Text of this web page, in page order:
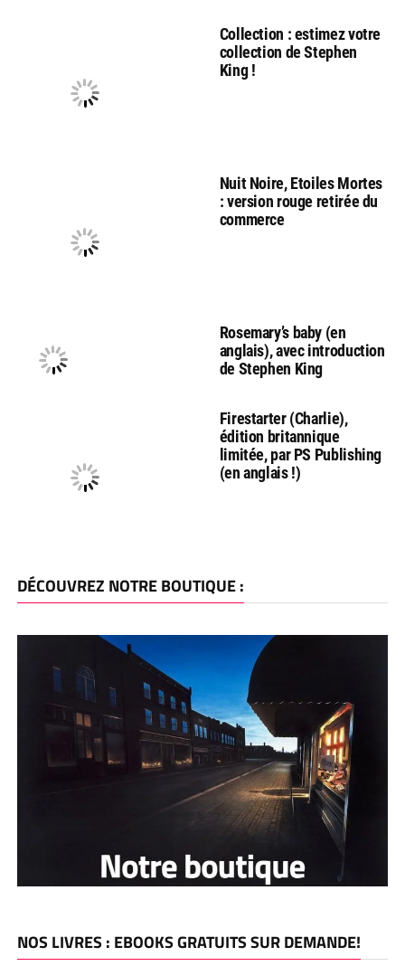
Collection : estimez votre
collection de Stephen
King !
Nuit Noire, Etoiles Mortes
: version rouge retirée du
commerce
Rosemary’s baby (en
anglais), avec introduction
de Stephen King
Firestarter (Charlie),
édition britannique
limitée, par PS Publishing
(en anglais !)
DÉCOUVREZ NOTRE BOUTIQUE :
NOS LIVRES : EBOOKS GRATUITS SUR DEMANDE!